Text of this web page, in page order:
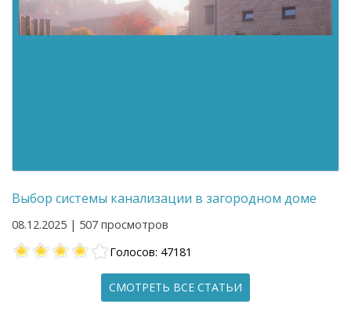
Выбор системы канализации в загородном доме
08.12.2025 | 507 просмотров
Голосов: 47181
СМОТРЕТЬ ВСЕ СТАТЬИ